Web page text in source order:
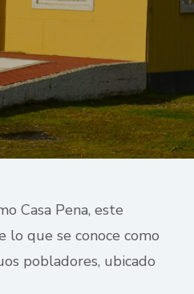
Casa Pena, este
lo que se conoce como
pobladores, ubicado